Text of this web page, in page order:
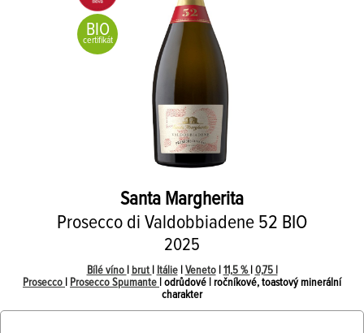
BIO
certifikát
Santa Margherita
Prosecco di Valdobbiadene 52 BIO
2025
Bílé víno brut Itálie| Veneto| 11,5 % 0,75 l
Prosecco
Prosecco Spumante
| odrůdové | ročníkové, toastový minerální
charakter